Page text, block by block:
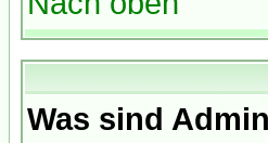
Was sind